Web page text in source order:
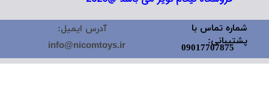
شماره تماس با
پشتیبانی:
09017707875
آدرس ایمیل:
info@nicomtoys.ir